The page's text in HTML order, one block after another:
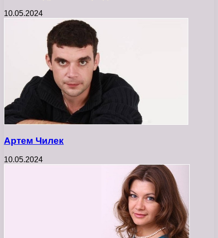
10.05.2024
Артем Чилек
10.05.2024